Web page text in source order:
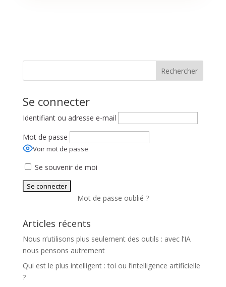
Rechercher
Se connecter
Identifiant ou adresse e-mail
Mot de passe
Voir mot de passe
Se souvenir de moi
Mot de passe oublié ?
Articles récents
Nous n’utilisons plus seulement des outils : avec l’IA
nous pensons autrement
Qui est le plus intelligent : toi ou l’intelligence artificielle
?